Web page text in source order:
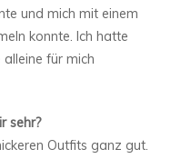
und mich mit einem
konnte. Ich hatte
für mich
sehr?
Outfits ganz gut.